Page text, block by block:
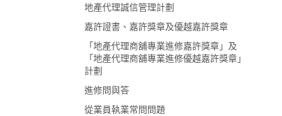
地產代理誠信管理計劃
嘉許證書、嘉許獎章及優越嘉許獎章
「地產代理商舖專業進修嘉許獎章」及
「地產代理商舖專業進修優越嘉許獎章」
計劃
進修問與答
從業員執業常問問題